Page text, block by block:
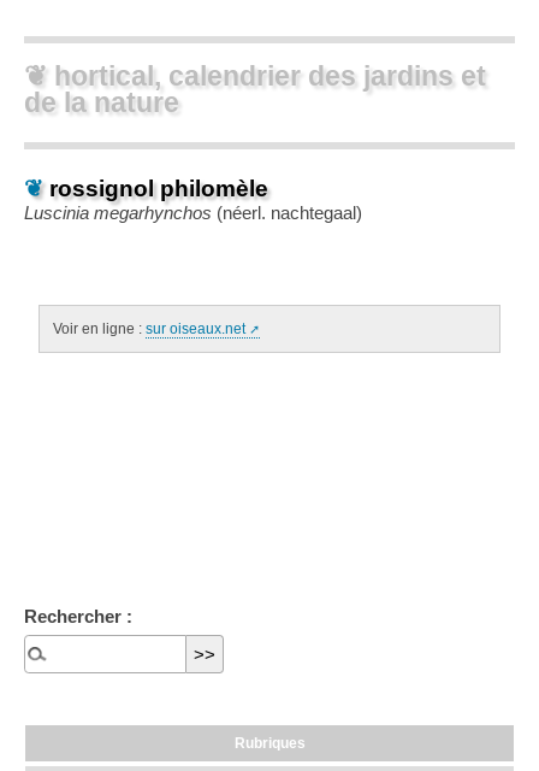
❦ hortical, calendrier des jardins et
de la nature
❦ rossignol philomèle
Luscinia megarhynchos (néerl. nachtegaal)
Voir en ligne : sur oiseaux.net
Rechercher :
Rubriques